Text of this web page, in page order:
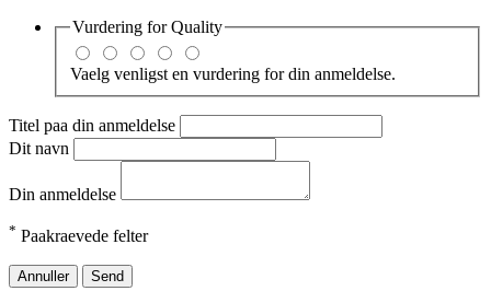
Vurdering forQuality
Vaelg venligst en vurdering for din anmeldelse.
Titel paa din anmeldelse
Dit navn
Din anmeldelse
* Paakraevede felter
Annuller Send